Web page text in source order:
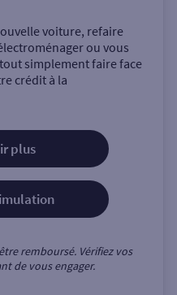
voiture, refaire
ou vous
simplement faire face
crédit à la
plus
remboursé. Vérifiez vos
de vous engager.